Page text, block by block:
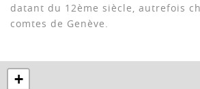
datant du 12ème siècle, autrefois
comtes de Genève.
+